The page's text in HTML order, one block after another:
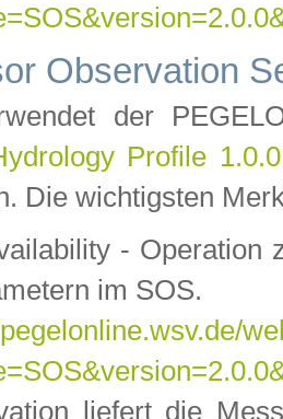
Observation
der
Profile
Die wichtigsten
- Operation
im SOS.
liefert die